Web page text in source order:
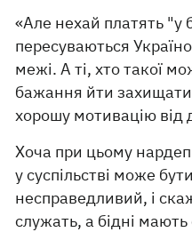
«Але нехай платять "у
пересуваються
межі. А ті, хто такої
бажання йти захищати
хорошу мотивацію від
Хоча при цьому
у суспільстві може
несправедливий, і
служать, а бідні